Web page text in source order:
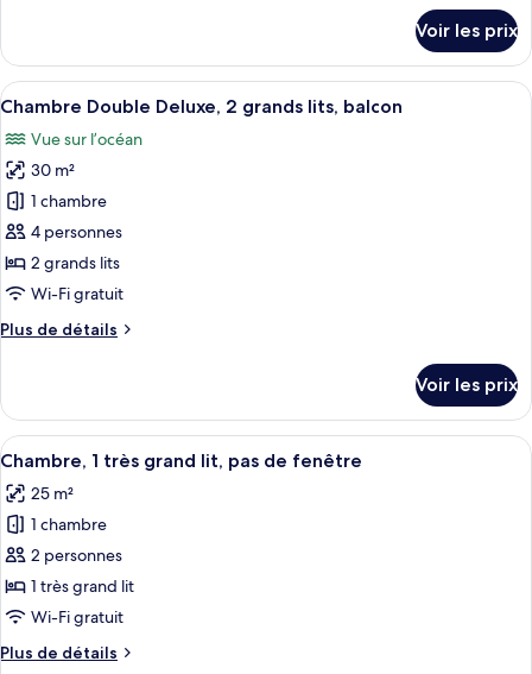
très
grand
lit,
balcon
le
type
de
Chambre
Deluxe,
très
grand
lit,
balcon
Voir les prix
Afficher
toutes
les
photos
pour
ce
type
de
chambre :
Chambre
2
grands
lits,
balcon
Une chambre d’hôtel avec deux
8
Chambre Double Deluxe, 2 grands lits, balcon
Vue sur l’océan
30 m²
1 chambre
4 personnes
2 grands lits
Wi-Fi gratuit
Plus de détails
Plus
le
type
de
Chambre
Double
Deluxe,
2
grands
lits,
balcon
Voir les prix
Afficher
toutes
les
photos
pour
ce
type
chambre :
Une chambre d’hôtel avec un lit,
6
Chambre, 1 très grand lit, pas de fenêtre
25 m²
1 chambre
2 personnes
1 très grand lit
Wi-Fi gratuit
Plus de détails
Plus